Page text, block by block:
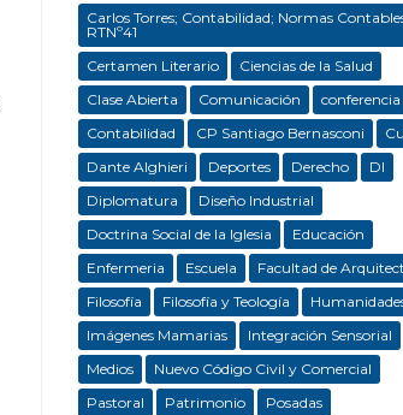
Carlos Torres; Contabilidad; Normas
RTNº41
Certamen Literario
Ciencias de la Salud
Clase Abierta
Comunicación
conferencia
Contabilidad
CP Santiago Bernasconi
Dante Alghieri
Deportes Derecho
DI
Diplomatura
Diseño Industrial
Doctrina Social de la Iglesia
Educación
Enfermeria
Escuela
Facultad de
Filosofía
Filosofía y Teología
Imágenes Mamarias
Integración Sensorial
Medios
Nuevo Código Civil y Comercial
Pastoral
Patrimonio
Posadas